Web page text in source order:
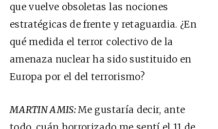
que vuelve obsoletas las nociones
estratégicas de frente y retaguardia. ¿En
qué medida el terror colectivo de la
amenaza nuclear ha sido sustituido en
Europa por el del terrorismo?
MARTIN AMIS:Me gustaría decir, ante